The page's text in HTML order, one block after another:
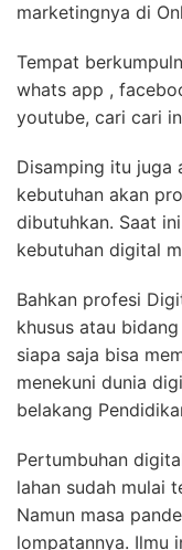
marketingnya di
Tempat
whats app ,
youtube, cari cari
Disamping itu juga
kebutuhan akan
dibutuhkan. Saat
kebutuhan digital
Bahkan profesi
khusus atau
siapa saja bisa
menekuni dunia
belakang
Pertumbuhan
lahan sudah mulai
Namun masa
lompatannya. Ilmu